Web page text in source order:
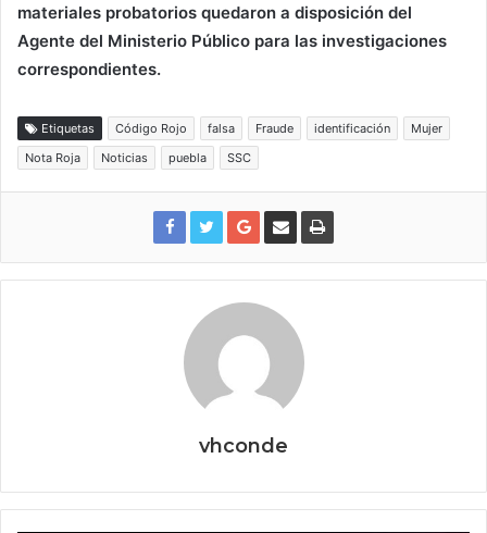
materiales probatorios quedaron a disposición del
Agente del Ministerio Público para las investigaciones
correspondientes.
Etiquetas Código Rojo falsa Fraude identificación
Mujer
Nota Roja
Noticias puebla SSC
vhconde